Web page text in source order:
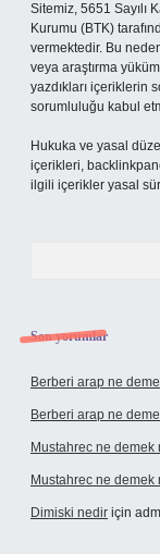
Sitemiz, 5651 Sayılı
Kurumu (BTK)
vermektedir. Bu
veya araştırma
yazdıkları içeriklerin
sorumluluğu kabul
Hukuka ve yasal
içerikleri,
ilgili içerikler yasal
Son yorumlar
Berberi arap ne
Berberi arap ne
Mustahrec ne demek
Mustahrec ne demek
Dimiski nedir için